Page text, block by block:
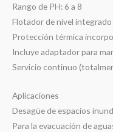
Rango de PH: 6 a 8
Flotador de nivel integrado
Protección térmica
Incluye adaptador para
Servicio continuo
Aplicaciones
Desagüe de espacios
Para la evacuación de